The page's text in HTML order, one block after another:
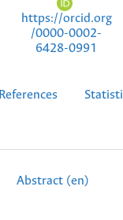
https://orcid.org
/0000-0002-
6428-0991
References
Abstract (en)